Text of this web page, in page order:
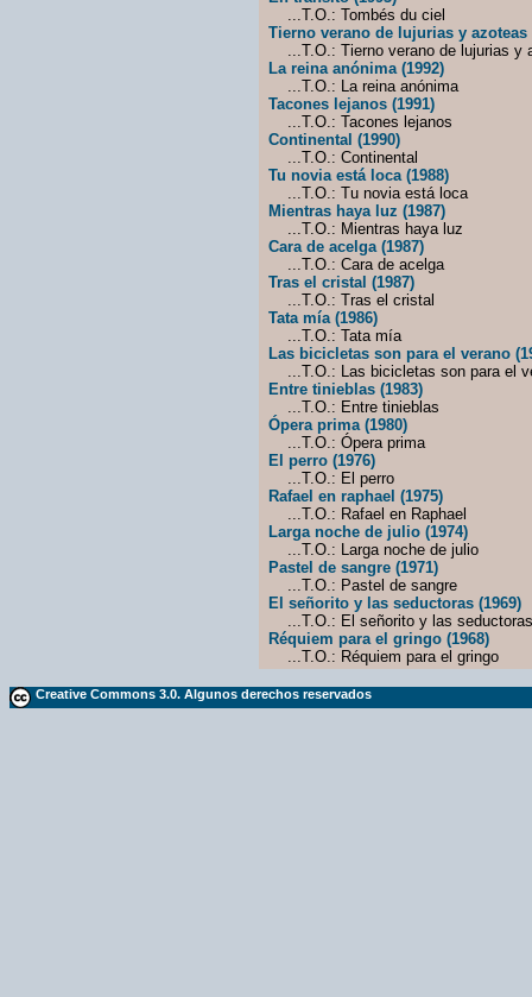
...T.O.: Tombés du ciel
Tierno verano de lujurias y azoteas
...T.O.: Tierno verano de lujurias y
La reina anónima (1992)
...T.O.: La reina anónima
Tacones lejanos (1991)
...T.O.: Tacones lejanos
Continental (1990)
...T.O.: Continental
Tu novia está loca (1988)
...T.O.: Tu novia está loca
Mientras haya luz (1987)
...T.O.: Mientras haya luz
Cara de acelga (1987)
...T.O.: Cara de acelga
Tras el cristal (1987)
...T.O.: Tras el cristal
Tata mía (1986)
...T.O.: Tata mía
Las bicicletas son para el verano
...T.O.: Las bicicletas son para el
Entre tinieblas (1983)
...T.O.: Entre tinieblas
Ópera prima (1980)
...T.O.: Ópera prima
El perro (1976)
...T.O.: El perro
Rafael en raphael (1975)
...T.O.: Rafael en Raphael
Larga noche de julio (1974)
...T.O.: Larga noche de julio
Pastel de sangre (1971)
...T.O.: Pastel de sangre
El señorito y las seductoras (1969)
...T.O.: El señorito y las seductoras
Réquiem para el gringo (1968)
...T.O.: Réquiem para el gringo
Creative Commons 3.0. Algunos derechos reservados